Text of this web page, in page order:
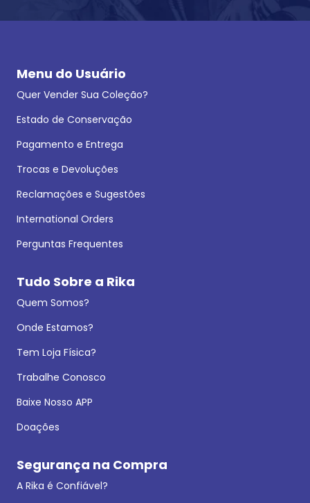
Menu do Usuário
Quer Vender Sua Coleção?
Estado de Conservação
Pagamento e Entrega
Trocas e Devoluções
Reclamações e Sugestões
International Orders
Perguntas Frequentes
Tudo Sobre a Rika
Quem Somos?
Onde Estamos?
Tem Loja Física?
Trabalhe Conosco
Baixe Nosso APP
Doações
Segurança na Compra
A Rika é Confiável?